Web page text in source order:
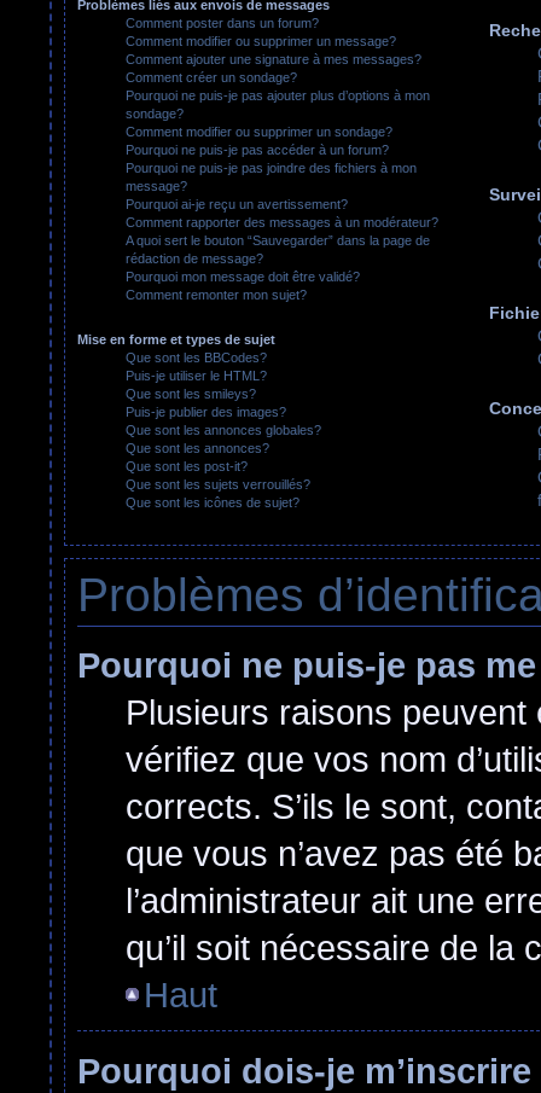
Problèmes liés aux envois de messages
Comment poster dans un forum?
Comment modifier ou supprimer un message?
Comment ajouter une signature à mes messages?
Comment créer un sondage?
Pourquoi ne puis-je pas ajouter plus d’options à mon
sondage?
Comment modifier ou supprimer un sondage?
Pourquoi ne puis-je pas accéder à un forum?
Pourquoi ne puis-je pas joindre des fichiers à mon
message?
Pourquoi ai-je reçu un avertissement?
Comment rapporter des messages à un modérateur?
A quoi sert le bouton “Sauvegarder” dans la page de
rédaction de message?
Pourquoi mon message doit être validé?
Comment remonter mon sujet?
Mise en forme et types de sujet
Que sont les BBCodes?
Puis-je utiliser le HTML?
Que sont les smileys?
Puis-je publier des images?
Que sont les annonces globales?
Que sont les annonces?
Que sont les post-it?
Que sont les sujets verrouillés?
Que sont les icônes de sujet?
Problèmes
Pourquoi ne puis-je pas
Plusieurs raisons
vérifiez que vos nom
corrects. S’ils le sont,
que vous n’avez pas été
l’administrateur ait une
qu’il soit nécessaire de la
Haut
Pourquoi dois-je